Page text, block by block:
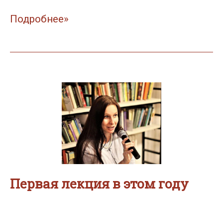
Подробнее»
Первая лекция в этом году